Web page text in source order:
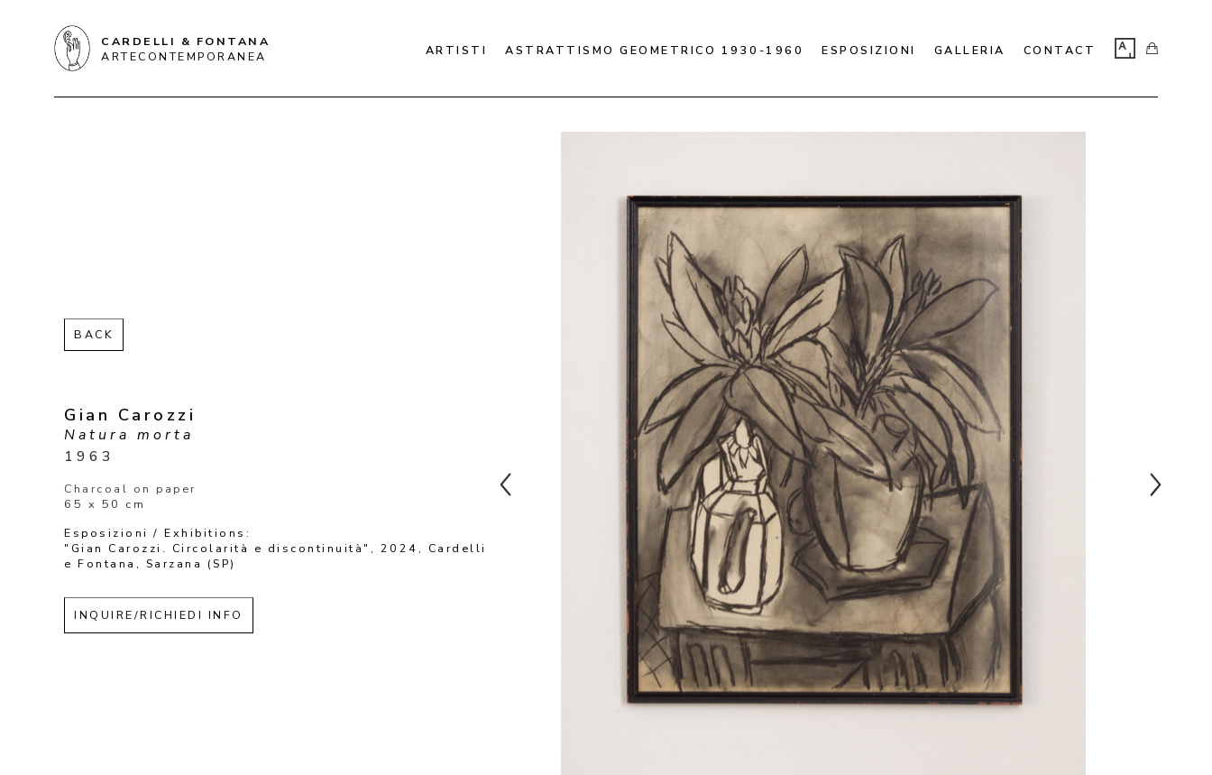
CARDELLI & FONTANA
ARTECONTEMPORANEA
ARTISTI ASTRATTISMO GEOMETRICO 1930-1960 ESPOSIZIONI GALLERIA CONTACT
BACK
Gian Carozzi
Natura morta
1963
Charcoal on paper
65 x 50 cm
Esposizioni / Exhibitions:
"Gian Carozzi. Circolarità e discontinuità", 2024, Cardelli
e Fontana, Sarzana (SP)
INQUIRE/RICHIEDI INFO